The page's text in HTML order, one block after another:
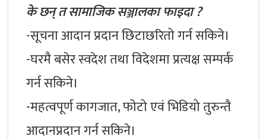
के छन् त सामाजिक सञ्जालका फाइदा ?
-सूचना आदान प्रदान छिटाछरितो गर्न सकिने।
-घरमै बसेर स्वदेश तथा विदेशमा प्रत्यक्ष सम्पर्क
गर्न सकिने।
-महत्वपूर्ण कागजात, फोटो एवं भिडियो तुरुन्तै
आदानप्रदान गर्न सकिने।